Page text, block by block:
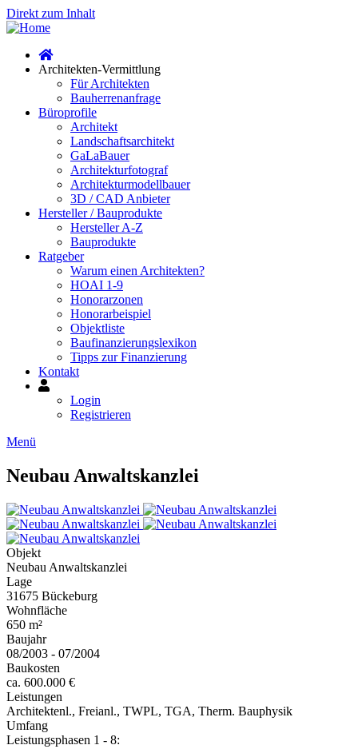
Direkt zum Inhalt
Architekten-Vermittlung
Für Architekten
Bauherrenanfrage
Büroprofile
Architekt
Landschaftsarchitekt
GaLaBauer
Architekturfotograf
Architekturmodellbauer
3D / CAD Anbieter
Hersteller / Bauprodukte
Hersteller A-Z
Bauprodukte
Ratgeber
Warum einen Architekten?
HOAI 1-9
Honorarzonen
Honorarbeispiel
Objektliste
Baufinanzierungslexikon
Tipps zur Finanzierung
Kontakt
Mein
KontoLogin
Registrieren
Menü
Neubau Anwaltskanzlei
Objekt
Neubau Anwaltskanzlei
Lage
31675 Bückeburg
Wohnfläche
650 m²
Baujahr
08/2003 - 07/2004
Baukosten
ca. 600.000 €
Leistungen
Architektenl., Freianl., TWPL, TGA, Therm. Bauphysik
Umfang
Leistungsphasen 1 - 8: